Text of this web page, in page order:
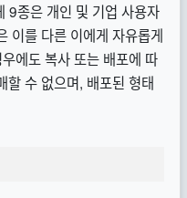
9종은 개인 및 기업 사용자
이를 다른 이에게 자유롭게
에도 복사 또는 배포에 따
할 수 없으며, 배포된 형태